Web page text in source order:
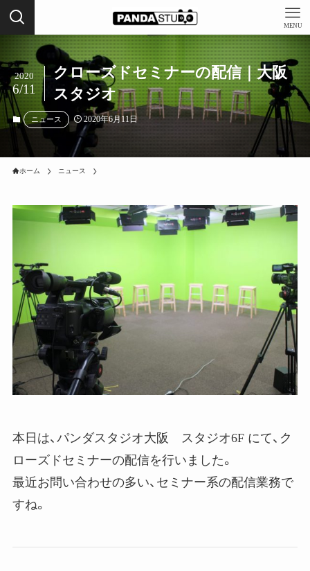
MENU
クローズドセミナーの配信｜大阪
スタジオ
2020
6/11
ニュース 2020年6月11日
ホーム ニュース
本日は、パンダスタジオ大阪 スタジオ6F にて、ク
ローズドセミナーの配信を行いました。
最近お問い合わせの多い、セミナー系の配信業務で
すね。